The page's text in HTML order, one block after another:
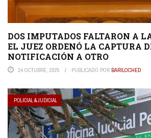
DOS IMPUTADOS FALTARON A
EL JUEZ ORDENÓ LA CAPTURA
NOTIFICACIÓN A OTRO
14 OCTUBRE, 2025 PUBLICADO POR BARILOCHED
POLICIAL & JUDICIAL